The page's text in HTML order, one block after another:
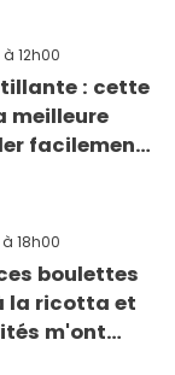
à 12h00
: cette
meilleure
facilement
à 18h00
boulettes
la ricotta et
m'ont